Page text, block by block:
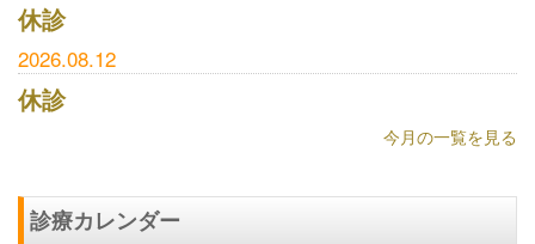
休診
2026.08.12
休診
今月の一覧を見る
診療カレンダー